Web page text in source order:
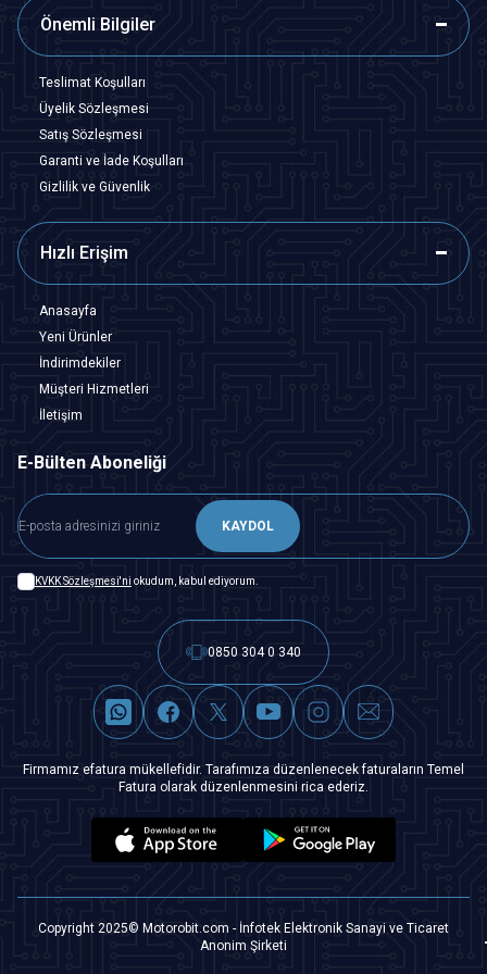
Önemli Bilgiler
Teslimat Koşulları
Üyelik Sözleşmesi
Satış Sözleşmesi
Garanti ve İade Koşulları
Gizlilik ve Güvenlik
Hızlı Erişim
Anasayfa
Yeni Ürünler
İndirimdekiler
Müşteri Hizmetleri
İletişim
E-Bülten Aboneliği
KAYDOL
KVKK Sözleşmesi'ni okudum, kabul ediyorum.
0850 304 0 340
Firmamız efatura mükellefidir. Tarafımıza düzenlenecek faturaların Temel
Fatura olarak düzenlenmesini rica ederiz.
Copyright 2025© Motorobit.com - İnfotek Elektronik Sanayi ve Ticaret
Anonim Şirketi